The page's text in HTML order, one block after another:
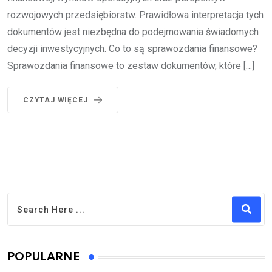
rozwojowych przedsiębiorstw. Prawidłowa interpretacja tych
dokumentów jest niezbędna do podejmowania świadomych
decyzji inwestycyjnych. Co to są sprawozdania finansowe?
Sprawozdania finansowe to zestaw dokumentów, które […]
CZYTAJ WIĘCEJ
POPULARNE